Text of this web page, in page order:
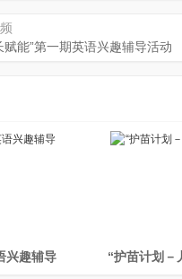
赋能”第一期英语兴趣辅导活动
兴趣辅导